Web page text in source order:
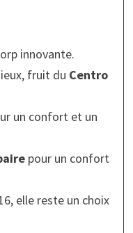
innovante.
fruit du Centro
un confort et un
pour un confort
elle reste un choix